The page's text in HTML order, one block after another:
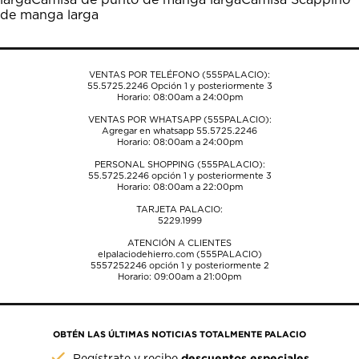
de
envío.
de
envío.
de
envío.
de
envío.
de
de manga larga
VENTAS POR TELÉFONO (555PALACIO):
55.5725.2246Opción 1 y posteriormente 3
Horario: 08:00am a 24:00pm
VENTAS POR WHATSAPP (555PALACIO):
Agregar en whatsapp 55.5725.2246
Horario: 08:00am a 24:00pm
PERSONAL SHOPPING (555PALACIO):
55.5725.2246opción 1 y posteriormente 3
Horario: 08:00am a 22:00pm
TARJETA PALACIO:
5229.1999
ATENCIÓN A CLIENTES
elpalaciodehierro.com (555PALACIO)
5557252246opción 1 y posteriormente 2
Horario: 09:00am a 21:00pm
OBTÉN LAS ÚLTIMAS NOTICIAS TOTALMENTE PALACIO